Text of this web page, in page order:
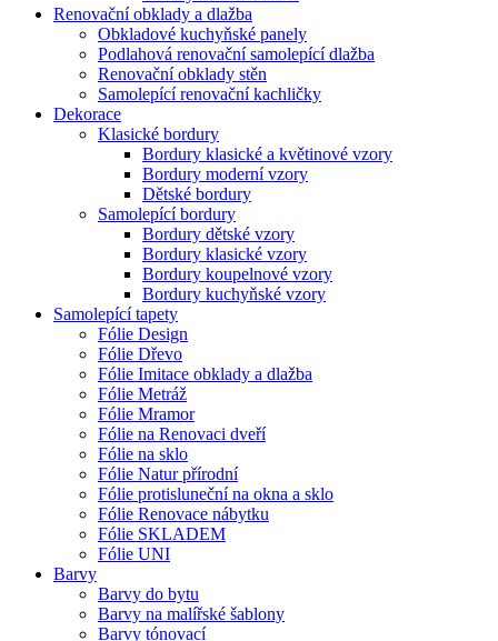
Renovační obklady a dlažba
Obkladové kuchyňské panely
Podlahová renovační samolepící dlažba
Renovační obklady stěn
Samolepící renovační kachličky
Dekorace
Klasické bordury
Bordury klasické a květinové vzory
Bordury moderní vzory
Dětské bordury
Samolepící bordury
Bordury dětské vzory
Bordury klasické vzory
Bordury koupelnové vzory
Bordury kuchyňské vzory
Samolepící tapety
Fólie Design
Fólie Dřevo
Fólie Imitace obklady a dlažba
Fólie Metráž
Fólie Mramor
Fólie na Renovaci dveří
Fólie na sklo
Fólie Natur přírodní
Fólie protisluneční na okna a sklo
Fólie Renovace nábytku
Fólie SKLADEM
Fólie UNI
Barvy
Barvy do bytu
Barvy na malířské šablony
Barvy tónovací